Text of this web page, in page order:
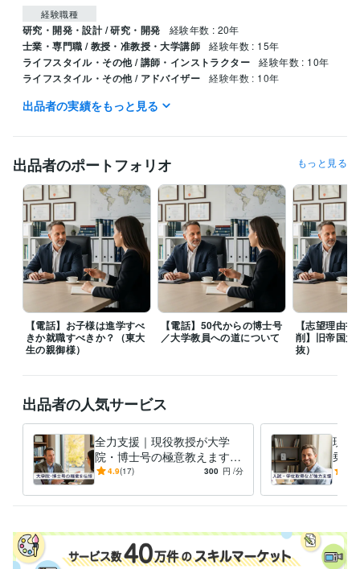
経験職種
研究・開発・設計 / 研究・開発 経験年数 : 20年
士業・専門職 / 教授・准教授・大学講師 経験年数 : 15年
ライフスタイル・その他 / 講師・インストラクター 経験年数 : 10年
ライフスタイル・その他 / アドバイザー 経験年数 : 10年
職歴
東大病院経営改善提案プロジェクト 最優秀賞受賞
中冨健康科学振興
財団 研究助成 日本心臓リハビリテーション学会学術集会　優秀演題
賞 明治安田厚生事業団 健康医科学研究助成
石本記念デサントスポー
ツ科学振興財団 優秀入選 健康長寿と運動（三菱UFJ信託銀行）
寝た
きり対策 神奈川県医師会 研修会講師（2008~2019）
日本体力医学
会大会、シンポジスト 東大病院 公開セミナー
日本抗加齢医学会総会
シンポジスト
健康スポーツ医部会幹事会研修（医師会）
寝たきりを
予防する！講師（日本健康機構、健康セミナー） トレーニング系
学会総会、特別講演
立命館大学、招待講演 東大病院、産学連携メデ
ィカルフロンティアセミナー 日本再生医療学会総会、ランチョンセ
ミナー 日本心臓リハビリテーション学会学術集会 シンポジウム 学生
野球連盟 春季リーグ戦 優秀選手賞
資格・検定
高等学校教諭免許 取得年 : 2000年
健康運動指導士 取得年 : 2015年
ビジネス・クリエイティブツール
Excel:25年Google サイト:18年PowerPoint:25年Word:25年
Adobe Photoshop:24年
Adobe Illustrator:21年
学習指導・資格・キャリア相談
ア相談
【社会人向け】リーダー・マネジメント
【心理的サポート】
お悩み・愚痴の傾聴 【雑談・話し相手】気軽にフリートーク
【健
出品者の実績をもっと見る
出品者のポートフォリオ もっと見る
【電話】お子様は進学すべ
きか就職すべきか？（東大
生の親御様）
【電話】50代からの博士号
／大学教員への道について
【志望理由
削】旧帝国大
抜）
出品者の人気サービス
全力支援｜現役教授が大学
院・博士号の極意教えます
⭐️【脱・失敗】現役教授が学
⭐️
4.9(17) 300 円 /分
現役
乗り
ど人